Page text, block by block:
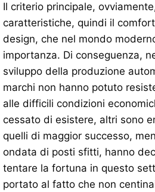
Il criterio principale,
caratteristiche, quindi il
design, che nel mondo
importanza. Di conseguenza,
sviluppo della produzione
marchi non hanno potuto
alle difficili condizioni
cessato di esistere, altri sono
quelli di maggior successo,
ondata di posti sfitti, hanno
tentare la fortuna in questo
portato al fatto che non